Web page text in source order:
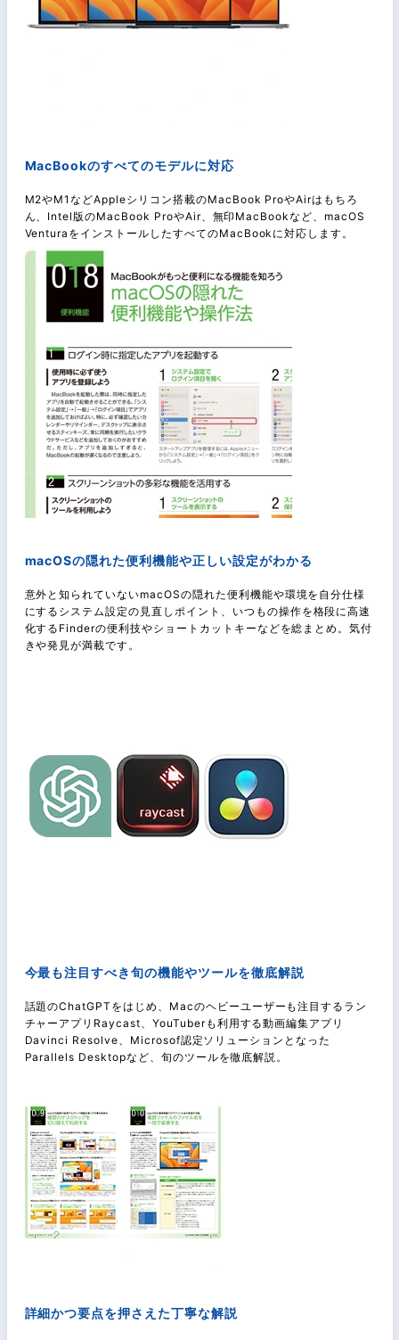
MacBookのすべてのモデルに対応
M2やM1などAppleシリコン搭載のMacBook ProやAirはもちろ
ん、Intel版のMacBook ProやAir、無印MacBookなど、macOS
VenturaをインストールしたすべてのMacBookに対応します。
macOSの隠れた便利機能や正しい設定がわかる
意外と知られていないmacOSの隠れた便利機能や環境を自分仕様
にするシステム設定の見直しポイント、いつもの操作を格段に高速
化するFinderの便利技やショートカットキーなどを総まとめ。気付
きや発見が満載です。
今最も注目すべき旬の機能やツールを徹底解説
話題のChatGPTをはじめ、Macのヘビーユーザーも注目するラン
チャーアプリRaycast、YouTuberも利用する動画編集アプリ
Davinci Resolve、Microsof認定ソリューションとなった
Parallels Desktopなど、旬のツールを徹底解説。
詳細かつ要点を押さえた丁寧な解説